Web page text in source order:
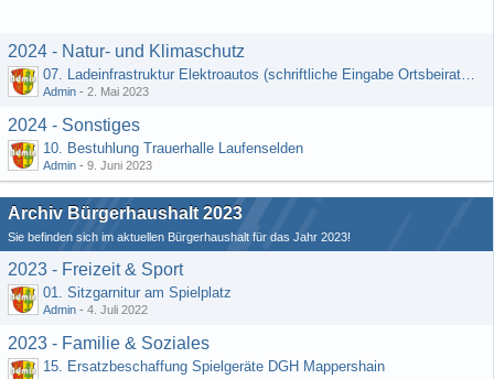
2024 - Natur- und Klimaschutz
07. Ladeinfrastruktur Elektroautos (schriftliche Eingabe Ortsbeirat Kemel)
Admin - 2. Mai 2023
2024 - Sonstiges
10. Bestuhlung Trauerhalle Laufenselden
Admin - 9. Juni 2023
Archiv Bürgerhaushalt 2023
Sie befinden sich im aktuellen Bürgerhaushalt für das Jahr 2023!
2023 - Freizeit & Sport
01. Sitzgarnitur am Spielplatz
Admin - 4. Juli 2022
2023 - Familie & Soziales
15. Ersatzbeschaffung Spielgeräte DGH Mappershain